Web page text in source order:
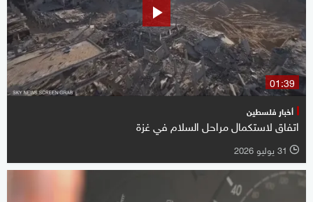
01:39
أخبار فلسطين
اتفاق لاستكمال مراحل السلام في غزة
l 31 يوليو 2026